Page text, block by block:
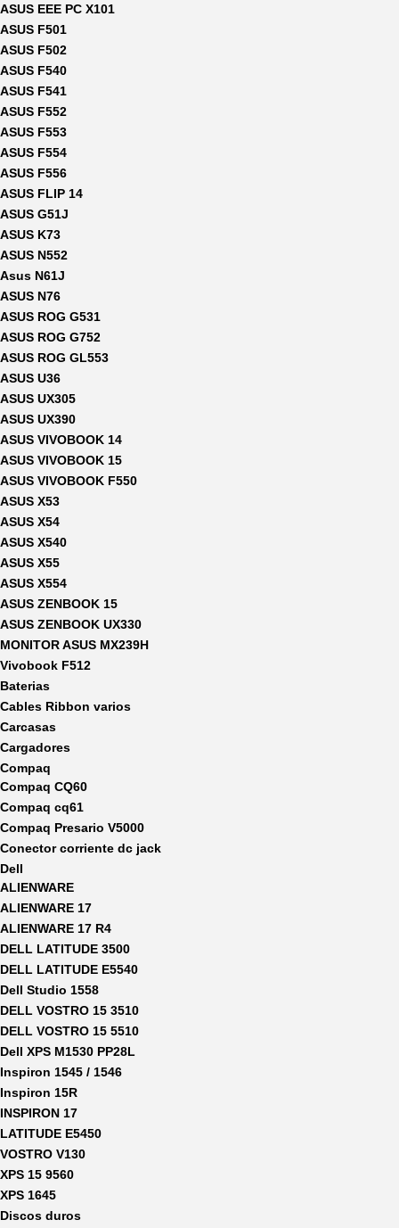
ASUS EEE PC X101
ASUS F501
ASUS F502
ASUS F540
ASUS F541
ASUS F552
ASUS F553
ASUS F554
ASUS F556
ASUS FLIP 14
ASUS G51J
ASUS K73
ASUS N552
Asus N61J
ASUS N76
ASUS ROG G531
ASUS ROG G752
ASUS ROG GL553
ASUS U36
ASUS UX305
ASUS UX390
ASUS VIVOBOOK 14
ASUS VIVOBOOK 15
ASUS VIVOBOOK F550
ASUS X53
ASUS X54
ASUS X540
ASUS X55
ASUS X554
ASUS ZENBOOK 15
ASUS ZENBOOK UX330
MONITOR ASUS MX239H
Vivobook F512
Baterias
Cables Ribbon varios
Carcasas
Cargadores
Compaq
Compaq CQ60
Compaq cq61
Compaq Presario V5000
Conector corriente dc jack
Dell
ALIENWARE
ALIENWARE 17
ALIENWARE 17 R4
DELL LATITUDE 3500
DELL LATITUDE E5540
Dell Studio 1558
DELL VOSTRO 15 3510
DELL VOSTRO 15 5510
Dell XPS M1530 PP28L
Inspiron 1545 / 1546
Inspiron 15R
INSPIRON 17
LATITUDE E5450
VOSTRO V130
XPS 15 9560
XPS 1645
Discos duros